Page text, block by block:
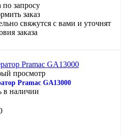
по запросу
заказ
свяжутся с вами и уточнят
заказа
просмотр
Pramac GA13000
в наличии